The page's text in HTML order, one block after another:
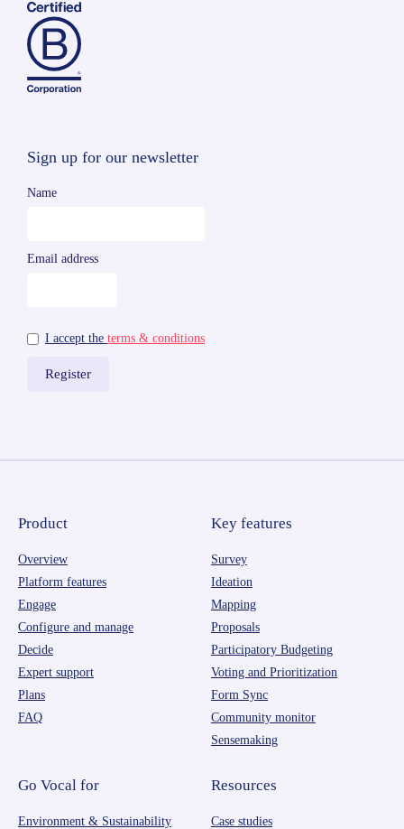
Sign up for our newsletter
Name
Email address
I accept the terms & conditions
Product
Overview
Platform features
Engage
Configure and manage
Decide
Expert support
Plans
FAQ
Key features
Survey
Ideation
Mapping
Proposals
Participatory Budgeting
Voting and Prioritization
Form Sync
Community monitor
Sensemaking
Go Vocal for
Environment & Sustainability
Resources
Case studies